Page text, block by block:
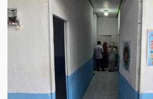
3 min read